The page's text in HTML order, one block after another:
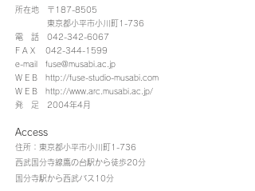
所在地 〒187-8505
東京都小平市小川町1-736
電 話 042-342-6067
F A X 042-344-1599
e-mail fuse@musabi.ac.jp
W E B http://fuse-studio-musabi.com
W E B http://www.arc.musabi.ac.jp/
発 足 2004年4月
Access
住所：東京都小平市小川町1-736
西武国分寺線鷹の台駅から徒歩20分
国分寺駅から西武バス10分